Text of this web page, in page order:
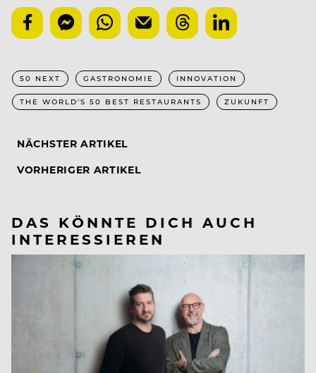
50 NEXT GASTRONOMIE INNOVATION
THE WORLD'S 50 BEST RESTAURANTS ZUKUNFT
NÄCHSTER ARTIKEL
VORHERIGER ARTIKEL
DAS KÖNNTE DICH AUCH
INTERESSIEREN